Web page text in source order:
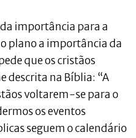
importância para a
plano a importância da
que os cristãos
descrita na Bíblia: “A
voltarem-se para o
os eventos
seguem o calendário